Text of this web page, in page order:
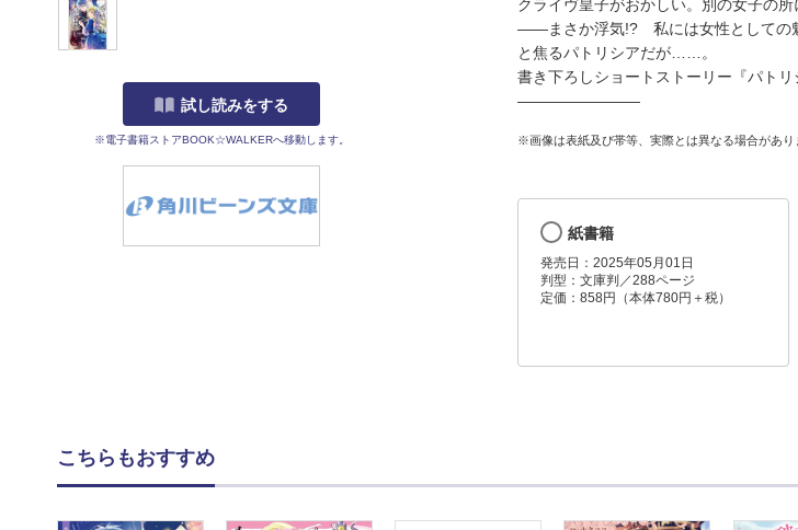
試し読みをする
※電子書籍ストアBOOK☆WALKERへ移動します。
クライヴ皇子がおかしい。別の女子の所
――まさか浮気!? 私には女性としての
と焦るパトリシアだが……。
書き下ろしショートストーリー『パトリ
――――――――
※画像は表紙及び帯等、実際とは異なる場合があり
紙書籍
発売日：2025年05月01日
判型：文庫判／288ページ
定価：858円（本体780円＋税）
こちらもおすすめ